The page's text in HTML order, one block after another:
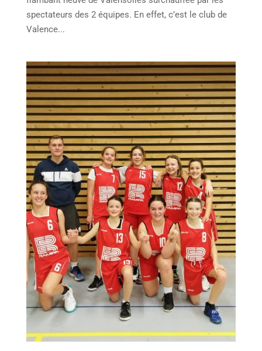
spectateurs des 2 équipes. En effet, c’est le club de
Valence...